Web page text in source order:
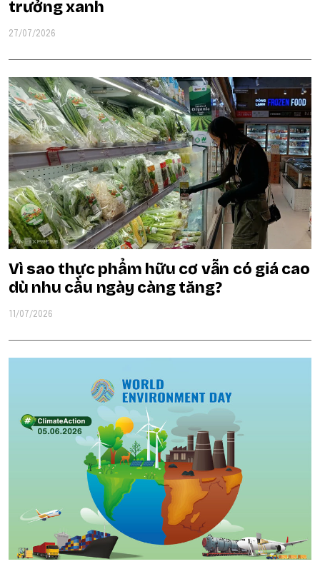
trưởng xanh
27/07/2026
Vì sao thực phẩm hữu cơ vẫn có giá cao
dù nhu cầu ngày càng tăng?
11/07/2026